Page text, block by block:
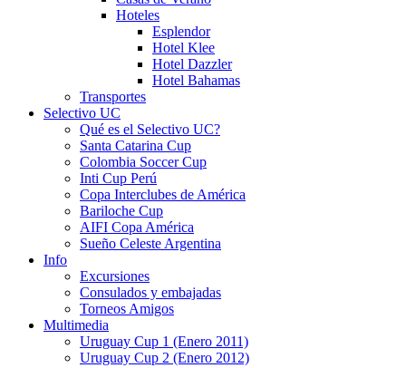
Hoteles
Esplendor
Hotel Klee
Hotel Dazzler
Hotel Bahamas
Transportes
Selectivo UC
Qué es el Selectivo UC?
Santa Catarina Cup
Colombia Soccer Cup
Inti Cup Perú
Copa Interclubes de América
Bariloche Cup
AIFI Copa América
Sueño Celeste Argentina
Info
Excursiones
Consulados y embajadas
Torneos Amigos
Multimedia
Uruguay Cup 1 (Enero 2011)
Uruguay Cup 2 (Enero 2012)